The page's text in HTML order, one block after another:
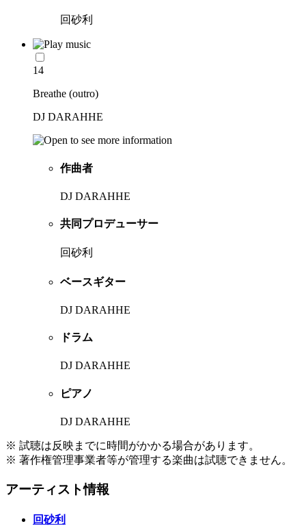
回砂利
14
Breathe (outro)
DJ DARAHHE
作曲者
DJ DARAHHE
共同プロデューサー
回砂利
ベースギター
DJ DARAHHE
ドラム
DJ DARAHHE
ピアノ
DJ DARAHHE
※ 試聴は反映までに時間がかかる場合があります。
※ 著作権管理事業者等が管理する楽曲は試聴できません。
アーティスト情報
回砂利